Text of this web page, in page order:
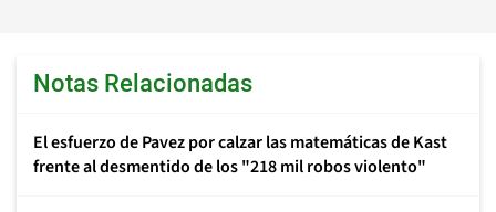
Notas Relacionadas
El esfuerzo de Pavez por calzar las matemáticas de Kast
frente al desmentido de los "218 mil robos violento"